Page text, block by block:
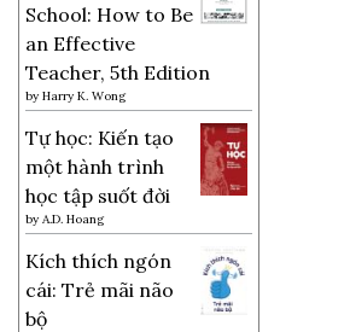
School: How to Be
an Effective
Teacher, 5th Edition
by Harry K. Wong
Tự học: Kiến tạo
một hành trình
học tập suốt đời
by A.D. Hoang
Kích thích ngón
cái: Trẻ mãi não
bộ